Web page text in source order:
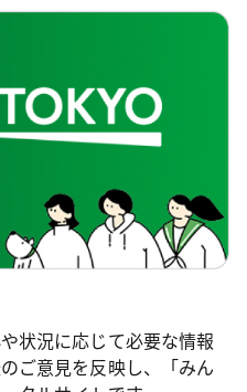
状況に応じて必要な情報
ご意見を反映し、「みん